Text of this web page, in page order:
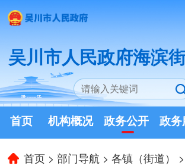
吴川市人民政府海滨
首页 机构概况 政务公开 政
首页 >部门导航 >各镇（街道） >